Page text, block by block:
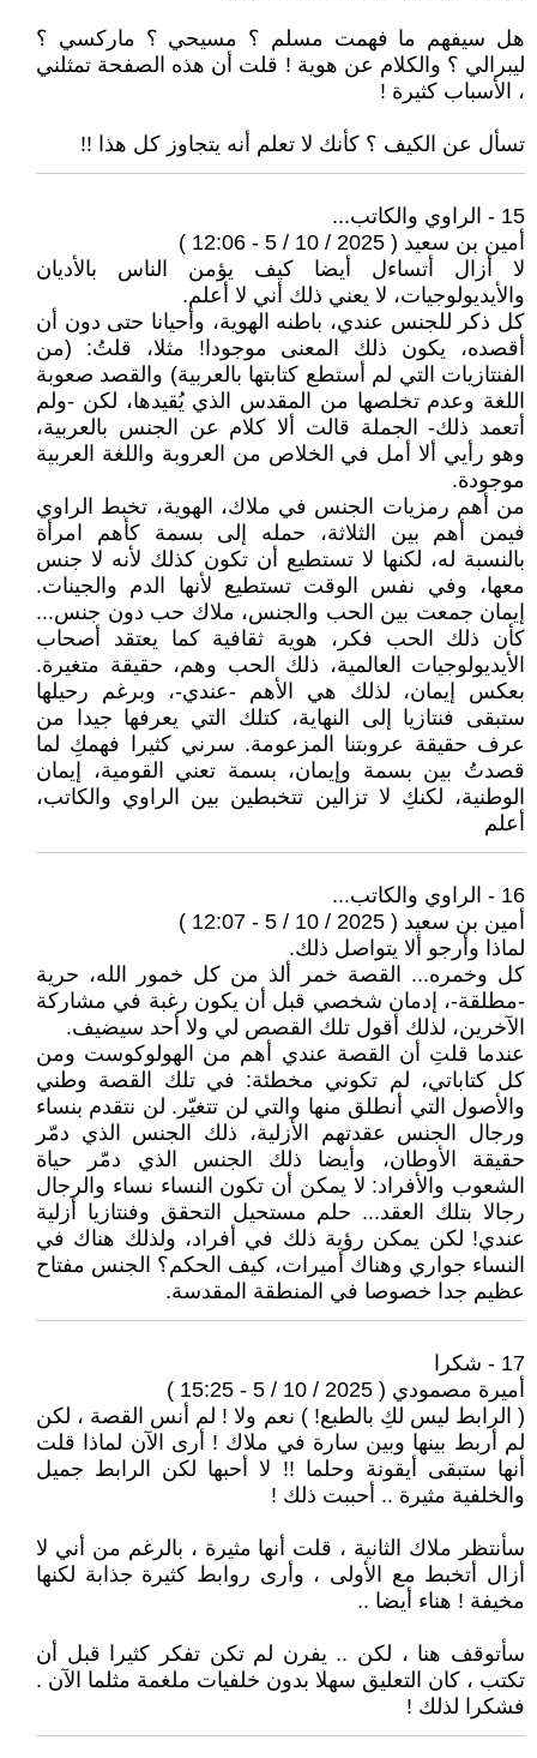
هل سيفهم ما فهمت مسلم ؟ مسيحي ؟ ماركسي ؟
ليبرالي ؟ والكلام عن هوية ! قلت أن هذه الصفحة تمثلني
، الأسباب كثيرة !
تسأل عن الكيف ؟ كأنك لا تعلم أنه يتجاوز كل هذا !!
15 - الراوي والكاتب...
أمين بن سعيد ( 2025 / 10 / 5 - 12:06 )
لا أزال أتساءل أيضا كيف يؤمن الناس بالأديان
والأيديولوجيات، لا يعني ذلك أني لا أعلم.
كل ذكر للجنس عندي، باطنه الهوية، وأحيانا حتى دون أن
أقصده، يكون ذلك المعنى موجودا! مثلا، قلتُ: (من
الفنتازيات التي لم أستطع كتابتها بالعربية) والقصد صعوبة
اللغة وعدم تخلصها من المقدس الذي يُقيدها، لكن -ولم
أتعمد ذلك- الجملة قالت ألا كلام عن الجنس بالعربية،
وهو رأيي ألا أمل في الخلاص من العروبة واللغة العربية
موجودة.
من أهم رمزيات الجنس في ملاك، الهوية، تخبط الراوي
فيمن أهم بين الثلاثة، حمله إلى بسمة كأهم امرأة
بالنسبة له، لكنها لا تستطيع أن تكون كذلك لأنه لا جنس
معها، وفي نفس الوقت تستطيع لأنها الدم والجينات.
إيمان جمعت بين الحب والجنس، ملاك حب دون جنس...
كأن ذلك الحب فكر، هوية ثقافية كما يعتقد أصحاب
الأيديولوجيات العالمية، ذلك الحب وهم، حقيقة متغيرة.
بعكس إيمان، لذلك هي الأهم -عندي-، وبرغم رحيلها
ستبقى فنتازيا إلى النهاية، كتلك التي يعرفها جيدا من
عرف حقيقة عروبتنا المزعومة. سرني كثيرا فهمكِ لما
قصدتُ بين بسمة وإيمان، بسمة تعني القومية، إيمان
الوطنية، لكنكِ لا تزالين تتخبطين بين الراوي والكاتب،
أعلم
16 - الراوي والكاتب...
أمين بن سعيد ( 2025 / 10 / 5 - 12:07 )
لماذا وأرجو ألا يتواصل ذلك.
كل وخمره... القصة خمر ألذ من كل خمور الله، حرية
-مطلقة-، إدمان شخصي قبل أن يكون رغبة في مشاركة
الآخرين، لذلك أقول تلك القصص لي ولا أحد سيضيف.
عندما قلتِ أن القصة عندي أهم من الهولوكوست ومن
كل كتاباتي، لم تكوني مخطئة: في تلك القصة وطني
والأصول التي أنطلق منها والتي لن تتغيّر. لن نتقدم بنساء
ورجال الجنس عقدتهم الأزلية، ذلك الجنس الذي دمّر
حقيقة الأوطان، وأيضا ذلك الجنس الذي دمّر حياة
الشعوب والأفراد: لا يمكن أن تكون النساء نساء والرجال
رجالا بتلك العقد... حلم مستحيل التحقق وفنتازيا أزلية
عندي! لكن يمكن رؤية ذلك في أفراد، ولذلك هناك في
النساء جواري وهناك أميرات، كيف الحكم؟ الجنس مفتاح
عظيم جدا خصوصا في المنطقة المقدسة.
17 - شكرا
أميرة مصمودي ( 2025 / 10 / 5 - 15:25 )
( الرابط ليس لكِ بالطبع! ) نعم ولا ! لم أنس القصة ، لكن
لم أربط بينها وبين سارة في ملاك ! أرى الآن لماذا قلت
أنها ستبقى أيقونة وحلما !! لا أحبها لكن الرابط جميل
والخلفية مثيرة .. أحببت ذلك !
سأنتظر ملاك الثانية ، قلت أنها مثيرة ، بالرغم من أني لا
أزال أتخبط مع الأولى ، وأرى روابط كثيرة جذابة لكنها
مخيفة ! هناء أيضا ..
سأتوقف هنا ، لكن .. يفرن لم تكن تفكر كثيرا قبل أن
تكتب ، كان التعليق سهلا بدون خلفيات ملغمة مثلما الآن .
فشكرا لذلك !